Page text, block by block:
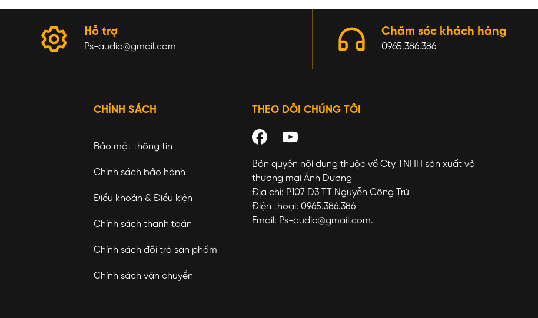
Hỗ trợ
Ps-audio@gmail.com
Chăm sóc khách hàng
0965.386.386
CHÍNH SÁCH
Bảo mật thông tin
Chính sách bảo hành
Điều khoản & Điều kiện
Chính sách thanh toán
Chính sách đổi trả sản phẩm
Chính sách vận chuyển
THEO DÕI CHÚNG TÔI
Bản quyền nội dung thuộc về Cty TNHH sản xuất và
thương mại Ánh Dương
Địa chỉ: P107 D3 TT Nguyễn Công Trứ
Điện thoại: 0965.386.386
Email: Ps-audio@gmail.com.